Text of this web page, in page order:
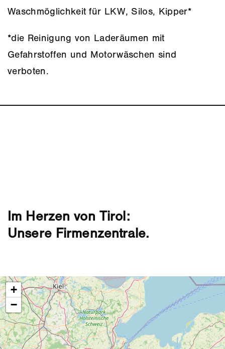
Waschmöglichkeit für LKW, Silos, Kipper*
*die Reinigung von Laderäumen mit
Gefahrstoffen und Motorwäschen sind
verboten.
Im Herzen von Tirol:
Unsere Firmenzentrale.
+
−